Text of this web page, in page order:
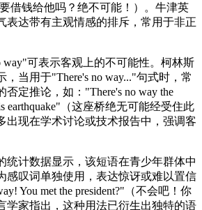
借钱给他吗？绝不可能！）。牛津英
表达带有主观情感的排斥，常用于非正
可表示客观上的不可能性。柯林斯
当用于"There's no way..."句式时，常
定推论，如："There's no way the
earthquake"（这座桥绝无可能经受住此
出现在学术讨论或技术报告中，强调客
统计数据显示，该短语在青少年群体中
感叹词单独使用，表达惊讶或难以置信
You met the president?"（不会吧！你
学家指出，这种用法已衍生出独特的语